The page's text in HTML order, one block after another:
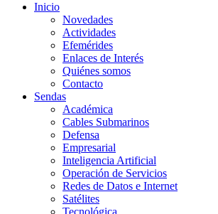
Inicio
Novedades
Actividades
Efemérides
Enlaces de Interés
Quiénes somos
Contacto
Sendas
Académica
Cables Submarinos
Defensa
Empresarial
Inteligencia Artificial
Operación de Servicios
Redes de Datos e Internet
Satélites
Tecnológica